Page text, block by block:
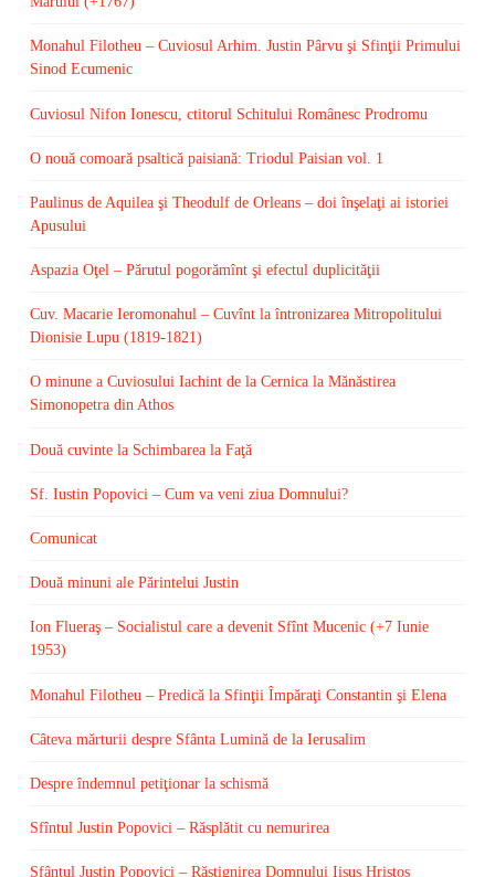
Monahul Filotheu – Cuviosul Arhim. Justin Pârvu şi Sfinţii Primului
Sinod Ecumenic
Cuviosul Nifon Ionescu, ctitorul Schitului Românesc Prodromu
O nouă comoară psaltică paisiană: Triodul Paisian vol. 1
Paulinus de Aquilea şi Theodulf de Orleans – doi înşelaţi ai istoriei
Apusului
Aspazia Oţel – Părutul pogorămînt şi efectul duplicităţii
Cuv. Macarie Ieromonahul – Cuvînt la întronizarea Mitropolitului
Dionisie Lupu (1819-1821)
O minune a Cuviosului Iachint de la Cernica la Mănăstirea
Simonopetra din Athos
Două cuvinte la Schimbarea la Faţă
Sf. Iustin Popovici – Cum va veni ziua Domnului?
Comunicat
Două minuni ale Părintelui Justin
Ion Flueraş – Socialistul care a devenit Sfînt Mucenic (+7 Iunie
1953)
Monahul Filotheu – Predică la Sfinţii Împăraţi Constantin şi Elena
Câteva mărturii despre Sfânta Lumină de la Ierusalim
Despre îndemnul petiţionar la schismă
Sfîntul Justin Popovici – Răsplătit cu nemurirea
Sfântul Justin Popovici – Răstignirea Domnului Iisus Hristos